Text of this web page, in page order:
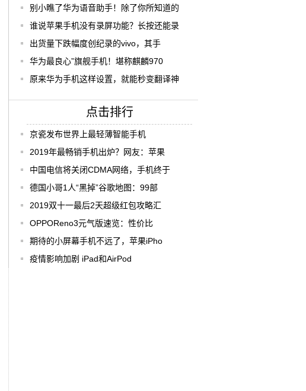
别小瞧了华为语音助手！除了你所知道的
谁说苹果手机没有录屏功能？长按还能录
出货量下跌幅度创纪录的vivo，其手
华为最良心”旗舰手机！堪称麒麟970
原来华为手机这样设置，就能秒变翻译神
点击排行
京瓷发布世界上最轻薄智能手机
2019年最畅销手机出炉？网友：苹果
中国电信将关闭CDMA网络，手机终于
德国小哥1人“黑掉”谷歌地图：99部
2019双十一最后2天超级红包攻略汇
OPPOReno3元气版速览：性价比
期待的小屏幕手机不远了，苹果iPho
疫情影响加剧 iPad和AirPod